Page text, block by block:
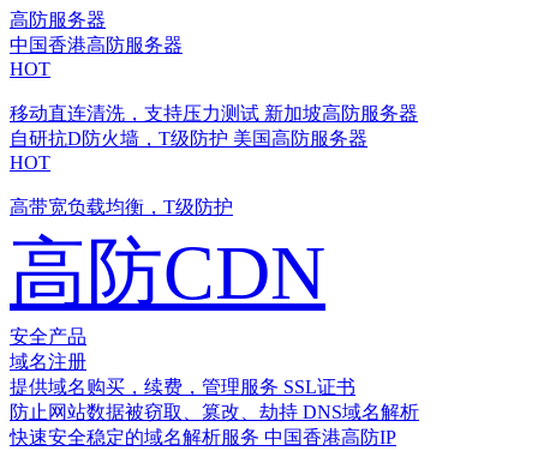
高防服务器
中国香港高防服务器
HOT
移动直连清洗，支持压力测试 新加坡高防服务器
自研抗D防火墙，T级防护 美国高防服务器
HOT
高带宽负载均衡，T级防护
高防CDN
安全产品
域名注册
提供域名购买，续费，管理服务 SSL证书
防止网站数据被窃取、篡改、劫持 DNS域名解析
快速安全稳定的域名解析服务 中国香港高防IP